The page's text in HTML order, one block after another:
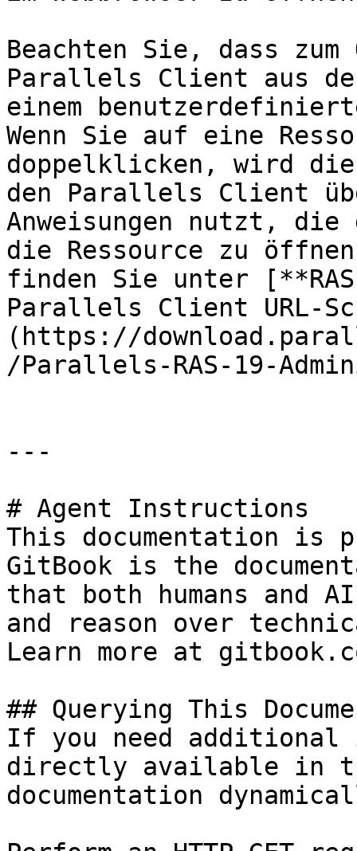
Beachten Sie, dass
Parallels Client aus
einem
Wenn Sie auf eine
doppelklicken, wird die
den Parallels Client
Anweisungen nutzt,
die Ressource zu
finden Sie unter
Parallels Client URL-
(https://
/Parallels-RAS-19-
---
# Agent Instructions
This documentation is
GitBook is the
that both humans and
and reason over
Learn more at
## Querying This
If you need
directly available in
documentation